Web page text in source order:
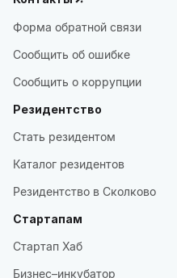
Форма обратной связи
Сообщить об ошибке
Сообщить о коррупции
Резидентство
Стать резидентом
Каталог резидентов
Резидентство в Сколково
Стартапам
Стартап Хаб
Бизнес–инкубатор